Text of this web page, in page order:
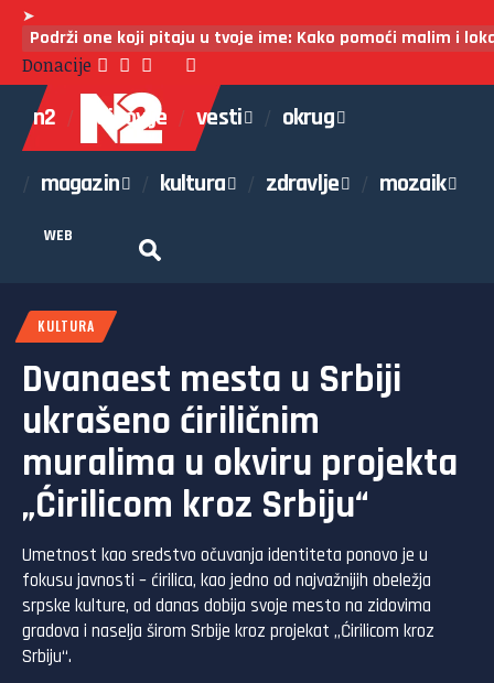
➤
Podrži one koji pitaju u tvoje ime: Kako pomoći malim i
Donacije
n2 najnovije vesti okrug
magazin kultura zdravlje mozaik
WEB
KULTURA
Dvanaest mesta u Srbiji
ukrašeno ćiriličnim
muralima u okviru projekta
„Ćirilicom kroz Srbiju“
Umetnost kao sredstvo očuvanja identiteta ponovo je u
fokusu javnosti – ćirilica, kao jedno od najvažnijih obeležja
srpske kulture, od danas dobija svoje mesto na zidovima
gradova i naselja širom Srbije kroz projekat „Ćirilicom kroz
Srbiju“.